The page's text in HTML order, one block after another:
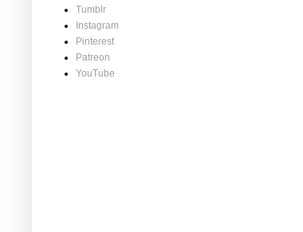
Tumblr
Instagram
Pinterest
Patreon
YouTube